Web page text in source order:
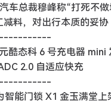
车总裁穆峰称“打死不
减料，对出行本质的妥协
酷态科 6 号充电器 mini
2.0 自适应快充
智能门锁 X1 金玉满堂上